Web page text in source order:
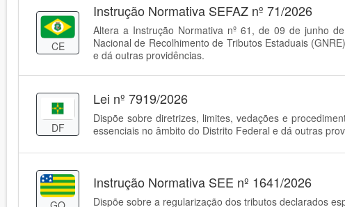
CE
Instrução Normativa SEFAZ nº 71/2026
Altera a Instrução Normativa nº 61, de 09 de junho
Nacional de Recolhimento de Tributos Estaduais
e dá outras providências.
DF
Lei nº 7919/2026
Dispõe sobre diretrizes, limites, vedações e
essenciais no âmbito do Distrito Federal e dá outras
Instrução Normativa SEE nº 1641/2026
Dispõe sobre a regularização dos tributos declarados